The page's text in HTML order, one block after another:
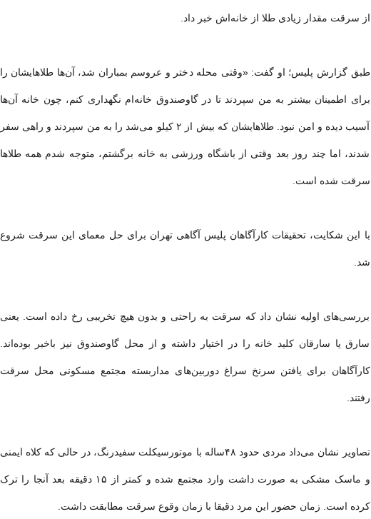
از سرقت مقدار زیادی طلا از خانه‌اش خبر داد.
طبق گزارش پلیس؛ او گفت: «وقتی محله دختر و عروسم بمباران شد، آن‌ها طلاهایشان را
برای اطمینان بیشتر به من سپردند تا در گاوصندوق خانه‌ام نگهداری کنم، چون خانه آن‌ها
آسیب دیده و امن نبود. طلاهایشان که بیش از ۲ کیلو می‌شد را به من سپردند و راهی سفر
شدند، اما چند روز بعد وقتی از باشگاه ورزشی به خانه برگشتم، متوجه شدم همه طلاها
سرقت شده است.
با این شکایت، تحقیقات کارآگاهان پلیس آگاهی تهران برای حل معمای این سرقت شروع
شد.
بررسی‌های اولیه نشان داد که سرقت به راحتی و بدون هیچ تخریبی رخ داده است. یعنی
سارق یا سارقان کلید خانه را در اختیار داشته و از محل گاوصندوق نیز باخبر بوده‌اند.
کارآگاهان برای یافتن سرنخ سراغ دوربین‌های مداربسته مجتمع مسکونی محل سرقت
رفتند.
تصاویر نشان می‌داد مردی حدود ۴۸ساله با موتورسیکلت سفیدرنگ، در حالی که کلاه ایمنی
و ماسک مشکی به صورت داشت وارد مجتمع شده و کمتر از ۱۵ دقیقه بعد آنجا را ترک
کرده است. زمان حضور این مرد دقیقا با زمان وقوع سرقت مطابقت داشت.